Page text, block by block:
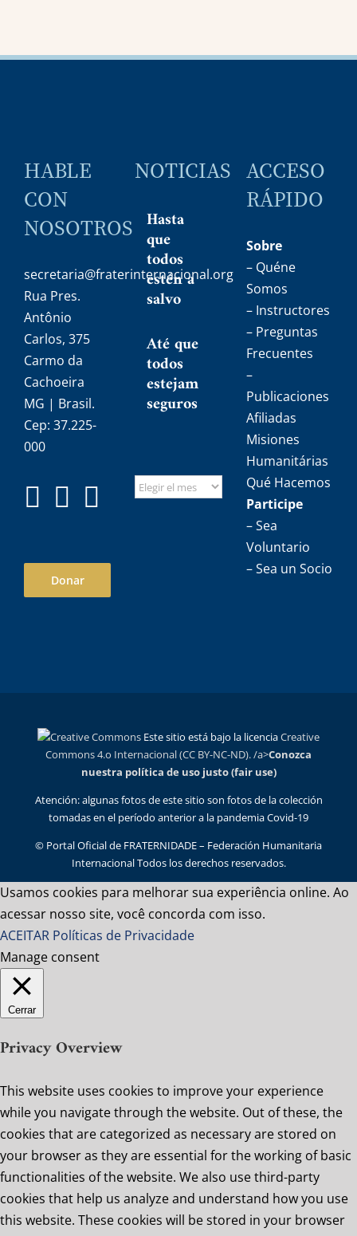
HABLE
CON
NOSOTROS
secretaria@fraterinternacional.org
Rua Pres.
Antônio
Carlos, 375
Carmo da
Cachoeira
MG | Brasil.
Cep: 37.225-
000
Donar
NOTICIAS
Hasta
que
todos
estén a
salvo
Até que
todos
estejam
seguros
ACCESO
RÁPIDO
Sobre
– Quéne
Somos
– Instructores
– Preguntas
Frecuentes
–
Publicaciones
Afiliadas
Misiones
Humanitárias
Qué Hacemos
Participe
– Sea
Voluntario
– Sea un Socio
Este sitio está bajo la licenciaCreative
Commons 4.o Internacional (CC BY-NC-ND). /a>Conozca
nuestra política de uso justo (fair use)
Atención: algunas fotos de este sitio son fotos de la colección
tomadas en el período anterior a la pandemia Covid-19
© Portal Oficial de FRATERNIDADE – Federación Humanitaria
Internacional Todos los derechos reservados.
Usamos cookies para melhorar sua experiência online. Ao
acessar nosso site, você concorda com isso.
ACEITAR Políticas de Privacidade
Manage consent
Cerrar
Privacy Overview
This website uses cookies to improve your experience
while you navigate through the website. Out of these, the
cookies that are categorized as necessary are stored on
your browser as they are essential for the working of basic
functionalities of the website. We also use third-party
cookies that help us analyze and understand how you use
this website. These cookies will be stored in your browser